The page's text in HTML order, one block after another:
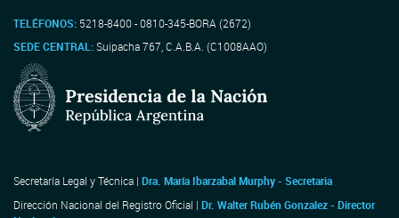
TELÉFONOS: 5218-8400 - 0810-345-BORA (2672)
SEDE CENTRAL:Suipacha 767, C.A.B.A. (C1008AAO)
Secretaría Legal y Técnica | Dra. María Ibarzabal Murphy - Secretaria
Dirección Nacional del Registro Oficial | Dr. Walter Rubén Gonzalez - Director